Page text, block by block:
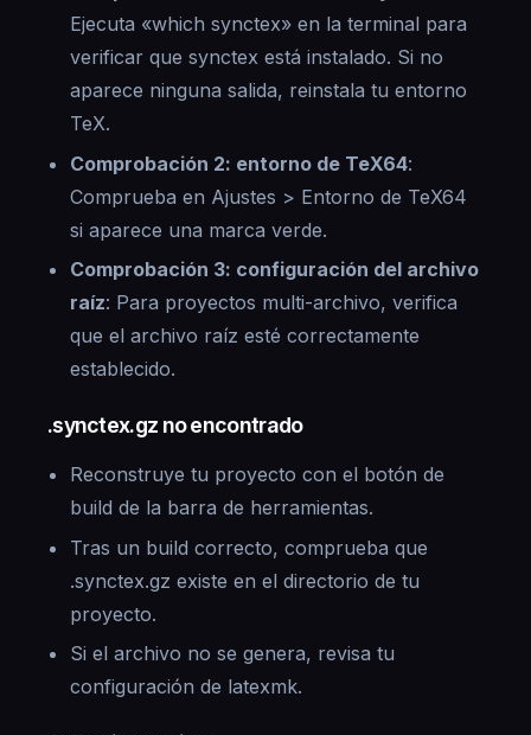
Ejecuta «which synctex» en la terminal para
verificar que synctex está instalado. Si no
aparece ninguna salida, reinstala tu entorno
TeX.
Comprobación 2: entorno de TeX64:
Comprueba en Ajustes > Entorno de TeX64
si aparece una marca verde.
Comprobación 3: configuración del archivo
raíz: Para proyectos multi-archivo, verifica
que el archivo raíz esté correctamente
establecido.
.synctex.gz no encontrado
Reconstruye tu proyecto con el botón de
build de la barra de herramientas.
Tras un build correcto, comprueba que
.synctex.gz existe en el directorio de tu
proyecto.
Si el archivo no se genera, revisa tu
configuración de latexmk.